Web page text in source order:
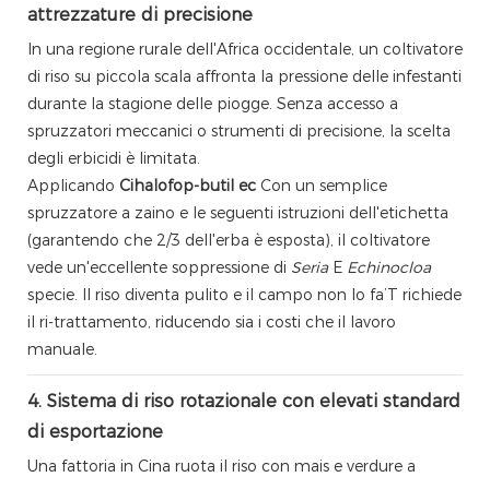
attrezzature di precisione
In una regione rurale dell'Africa occidentale, un coltivatore
di riso su piccola scala affronta la pressione delle infestanti
durante la stagione delle piogge. Senza accesso a
spruzzatori meccanici o strumenti di precisione, la scelta
degli erbicidi è limitata.
Applicando Cihalofop-butil ec Con un semplice
spruzzatore a zaino e le seguenti istruzioni dell'etichetta
(garantendo che 2/3 dell'erba è esposta), il coltivatore
vede un'eccellente soppressione di Seria E Echinocloa
specie. Il riso diventa pulito e il campo non lo fa’T richiede
il ri-trattamento, riducendo sia i costi che il lavoro
manuale.
4. Sistema di riso rotazionale con elevati standard
di esportazione
Una fattoria in Cina ruota il riso con mais e verdure a